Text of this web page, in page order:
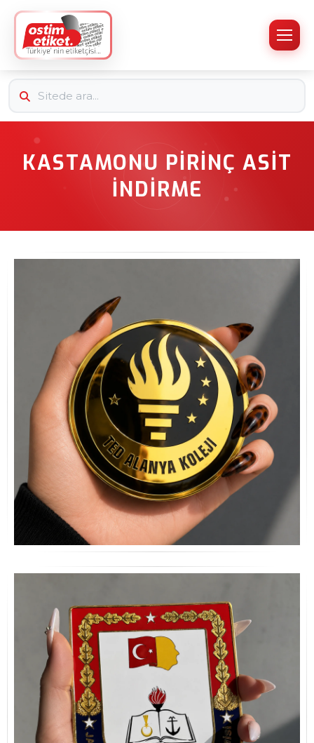
KASTAMONU PIRINÇ ASIT
İNDIRME